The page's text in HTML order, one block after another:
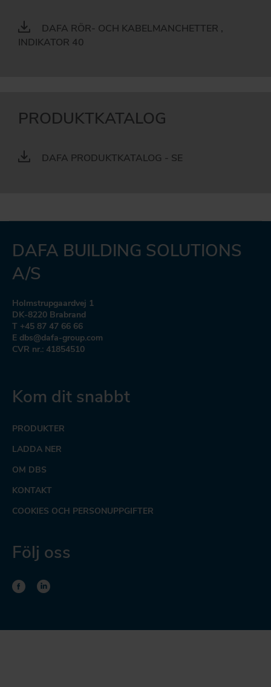
DAFA RÖR- OCH KABELMANCHETTER ,
INDIKATOR 40
PRODUKTKATALOG
DAFA PRODUKTKATALOG - SE
DAFA BUILDING SOLUTIONS
A/S
Holmstrupgaardvej 1
DK-8220 Brabrand
T +45 87 47 66 66
E dbs@dafa-group.com
CVR nr.: 41854510
Kom dit snabbt
PRODUKTER
LADDA NER
OM DBS
KONTAKT
COOKIES OCH PERSONUPPGIFTER
Följ oss